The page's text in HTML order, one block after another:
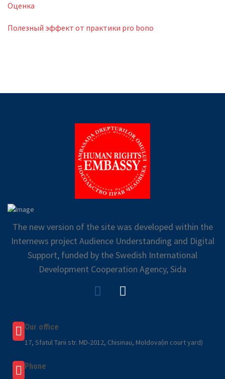
Оценка
Полезный эффект от практики pro bono
The new version of the site was developed within the
Internews project Audience Understanding and Digital
Support, funded by the Swedish International
Development Cooperation Agency, Sida
Our office
17, Sfatul Tarii str. MD-2012, Chisinau, Moldova(in court yard)
Phone